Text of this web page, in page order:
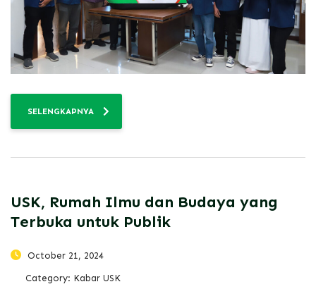
SELENGKAPNYA
USK, Rumah Ilmu dan Budaya yang
Terbuka untuk Publik
October 21, 2024
Category: Kabar USK